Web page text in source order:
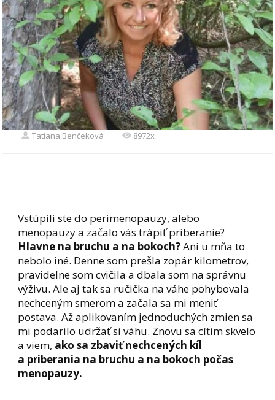
Tatiana Benčeková 8972x
Vstúpili ste do perimenopauzy, alebo
menopauzy a začalo vás trápiť priberanie?
Hlavne na bruchu a na bokoch?Ani u mňa to
nebolo iné. Denne som prešla zopár kilometrov,
pravidelne som cvičila a dbala som na správnu
výživu. Ale aj tak sa ručička na váhe pohybovala
nechceným smerom a začala sa mi meniť
postava. Až aplikovaním jednoduchých zmien sa
mi podarilo udržať si váhu. Znovu sa cítim skvelo
a viem, ako sa zbaviť nechcených kíl
a priberania na bruchu a na bokoch počas
menopauzy.